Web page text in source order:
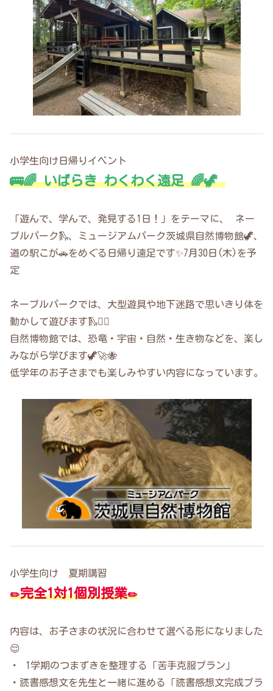
小学生向け日帰りイベント
🚌🌈 いばらき わくわく遠足 🌈🦖
「遊んで、学んで、発見する1日！」をテーマに、 ネー
ブルパーク🛝、ミュージアムパーク茨城県自然博物館🦖、
道の駅こが🚗をめぐる日帰り遠足です✨7月30日(木)を予
定
ネーブルパークでは、大型遊具や地下迷路で思いきり体を
動かして遊びます🛝🏃‍♂️
自然博物館では、恐竜・宇宙・自然・生き物などを、楽し
みながら学びます🦖🚀🐝
低学年のお子さまでも楽しみやすい内容になっています。
小学生向け 夏期講習
✏️完全1対1個別授業✏️
内容は、お子さまの状況に合わせて選べる形になりました
😌
・ 1学期のつまずきを整理する「苦手克服プラン」
・読書感想文を先生と一緒に進める「読書感想文完成プラ